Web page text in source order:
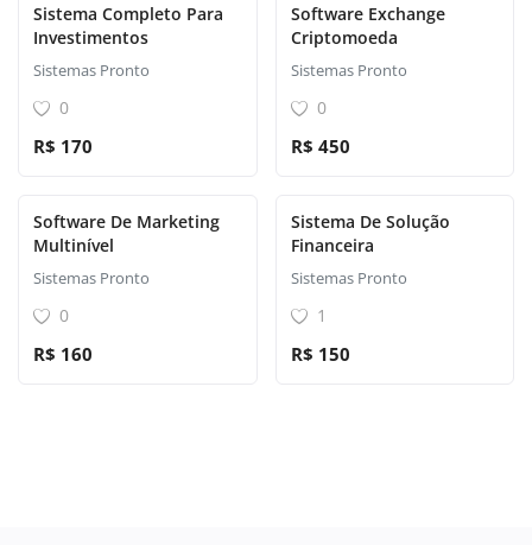
Sistema Completo Para
Investimentos
Sistemas Pronto
0
R$ 170
Software Exchange
Criptomoeda
Sistemas Pronto
0
R$ 450
Software De Marketing
Multinível
Sistemas Pronto
0
R$ 160
Sistema De Solução
Financeira
Sistemas Pronto
1
R$ 150